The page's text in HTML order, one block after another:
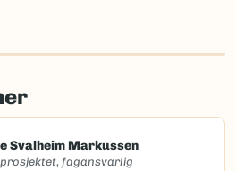
Svalheim Markussen
fagansvarlig